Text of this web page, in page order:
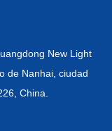
New Light
de Nanhai, ciudad
China.